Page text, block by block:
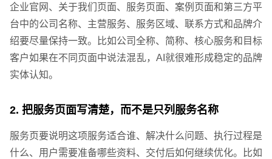
企业官网、关于我们页面、服务页面、案例页面和第三方平
台中的公司名称、主营服务、服务区域、联系方式和品牌介
绍要尽量保持一致。比如公司全称、简称、核心服务和目标
客户如果在不同页面中说法混乱，AI就很难形成稳定的品牌
实体认知。
2. 把服务页面写清楚，而不是只列服务名称
服务页要说明这项服务适合谁、解决什么问题、执行过程是
什么、用户需要准备哪些资料、交付后如何继续优化。比如